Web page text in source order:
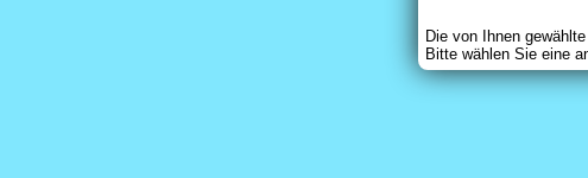
Die von Ihnen
Bitte wählen Sie eine